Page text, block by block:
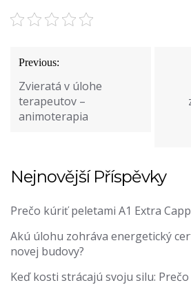
Navigace
pro
příspěvek
Previous:
Zvieratá v úlohe
terapeutov –
animoterapia
Nejnovější Příspěvky
Prečo kúriť peletami A1 Extra
Akú úlohu zohráva energetický
novej budovy?
Keď kosti strácajú svoju silu: